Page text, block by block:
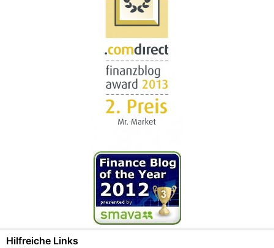
Hilfreiche Links